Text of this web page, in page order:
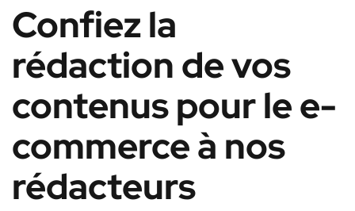
Confiez la
rédaction de vos
contenus pour le e-
commerce à nos
rédacteurs